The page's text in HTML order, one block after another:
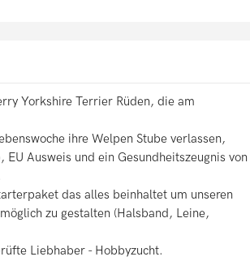
Yorkshire Terrier Rüden, die am
ihre Welpen Stube verlassen,
Ausweis und ein Gesundheitszeugnis von
das alles beinhaltet um unseren
zu gestalten (Halsband, Leine,
Liebhaber - Hobbyzucht.